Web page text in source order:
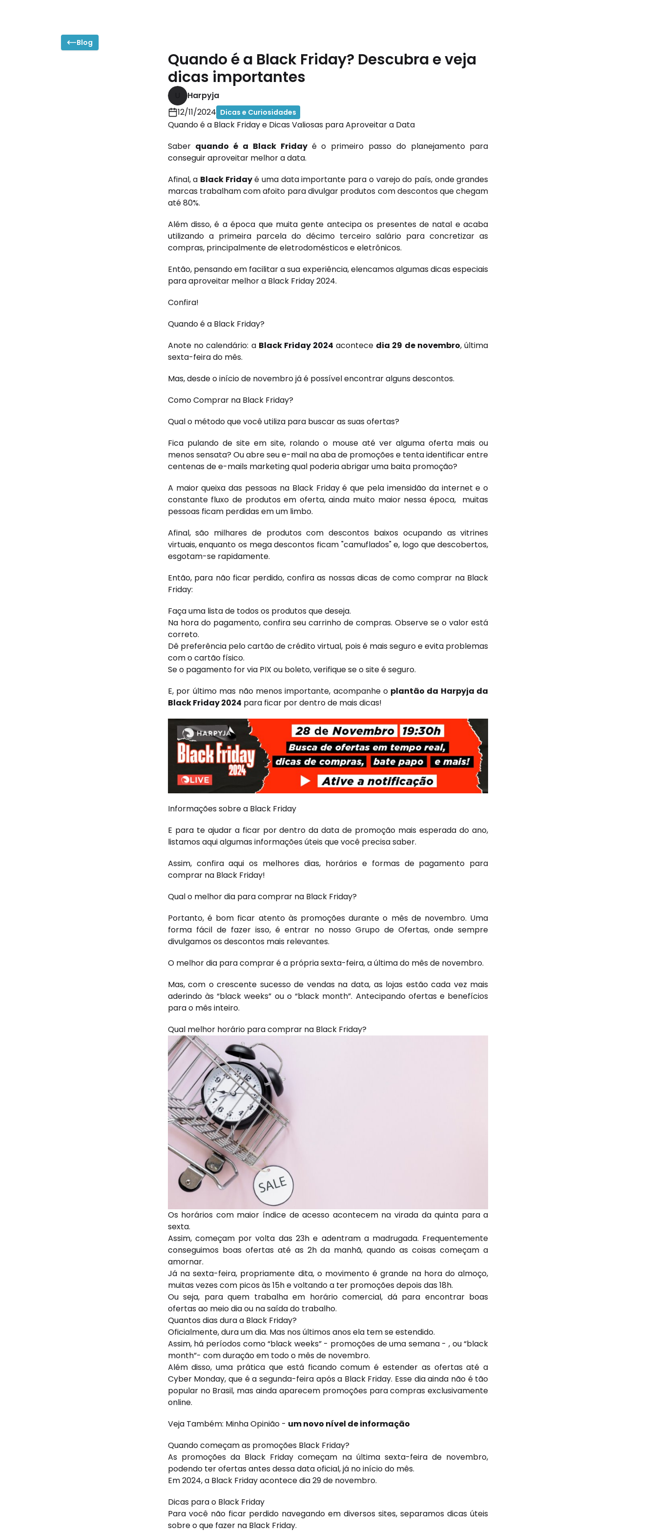
Blog
Quando é a Black Friday? Descubra e veja
dicas importantes
Harpyja
12/11/2024 Dicas e Curiosidades
Quando é a Black Friday e Dicas Valiosas para Aproveitar a Data
Saber quando é a Black Friday é o primeiro passo do planejamento para
conseguir aproveitar melhor a data.
Afinal, a Black Fridayé uma data importante para o varejo do país, onde grandes
marcas trabalham com afoito para divulgar produtos com descontos que chegam
até 80%.
Além disso, é a época que muita gente antecipa os presentes de natal e acaba
utilizando a primeira parcela do décimo terceiro salário para concretizar as
compras, principalmente de eletrodomésticos e eletrônicos.
Então, pensando em facilitar a sua experiência, elencamos algumas dicas especiais
para aproveitar melhor a Black Friday 2024.
Confira!
Quando é a Black Friday?
Anote no calendário: a Black Friday 2024 acontece dia 29 de novembro, última
sexta-feira do mês.
Mas, desde o início de novembro já é possível encontrar alguns descontos.
Como Comprar na Black Friday?
Qual o método que você utiliza para buscar as suas ofertas?
Fica pulando de site em site, rolando o mouse até ver alguma oferta mais ou
menos sensata? Ou abre seu e-mail na aba de promoções e tenta identificar entre
centenas de e-mails marketing qual poderia abrigar uma baita promoção?
A maior queixa das pessoas na Black Friday é que pela imensidão da internet e o
constante fluxo de produtos em oferta, ainda muito maior nessa época, muitas
pessoas ficam perdidas em um limbo.
Afinal, são milhares de produtos com descontos baixos ocupando as vitrines
virtuais, enquanto os mega descontos ficam "camuflados" e, logo que descobertos,
esgotam-se rapidamente.
Então, para não ficar perdido, confira as nossas dicas de como comprar na Black
Friday:
Faça uma lista de todos os produtos que deseja.
Na hora do pagamento, confira seu carrinho de compras. Observe se o valor está
correto.
Dê preferência pelo cartão de crédito virtual, pois é mais seguro e evita problemas
com o cartão físico.
Se o pagamento for via PIX ou boleto, verifique se o site é seguro.
E, por último mas não menos importante, acompanhe o plantão da Harpyja da
Black Friday 2024 para ficar por dentro de mais dicas!
Informações sobre a Black Friday
E para te ajudar a ficar por dentro da data de promoção mais esperada do ano,
listamos aqui algumas informações úteis que você precisa saber.
Assim, confira aqui os melhores dias, horários e formas de pagamento para
comprar na Black Friday!
Qual o melhor dia para comprar na Black Friday?
Portanto, é bom ficar atento às promoções durante o mês de novembro. Uma
forma fácil de fazer isso, é entrar no nosso Grupo de Ofertas, onde sempre
divulgamos os descontos mais relevantes.
O melhor dia para comprar é a própria sexta-feira, a última do mês de novembro.
Mas, com o crescente sucesso de vendas na data, as lojas estão cada vez mais
aderindo às “black weeks” ou o “black month”. Antecipando ofertas e benefícios
para o mês inteiro.
Qual melhor horário para comprar na Black Friday?
Os horários com maior índice de acesso acontecem na virada da quinta para a
sexta.
Assim, começam por volta das 23h e adentram a madrugada. Frequentemente
conseguimos boas ofertas até as 2h da manhã, quando as coisas começam a
amornar.
Já na sexta-feira, propriamente dita, o movimento é grande na hora do almoço,
muitas vezes com picos às 15h e voltando a ter promoções depois das 18h.
Ou seja, para quem trabalha em horário comercial, dá para encontrar boas
ofertas ao meio dia ou na saída do trabalho.
Quantos dias dura a Black Friday?
Oficialmente, dura um dia. Mas nos últimos anos ela tem se estendido.
Assim, há períodos como “black weeks” - promoções de uma semana - , ou “black
month”- com duração em todo o mês de novembro.
Além disso, uma prática que está ficando comum é estender as ofertas até a
Cyber Monday, que é a segunda-feira após a Black Friday. Esse dia ainda não é tão
popular no Brasil, mas ainda aparecem promoções para compras exclusivamente
online.
Veja Também: Minha Opinião - um novo nível de informação
Quando começam as promoções Black Friday?
As promoções da Black Friday começam na última sexta-feira de novembro,
podendo ter ofertas antes dessa data oficial, já no início do mês.
Em 2024, a Black Friday acontece dia 29 de novembro.
Dicas para o Black Friday
Para você não ficar perdido navegando em diversos sites, separamos dicas úteis
sobre o que fazer na Black Friday.